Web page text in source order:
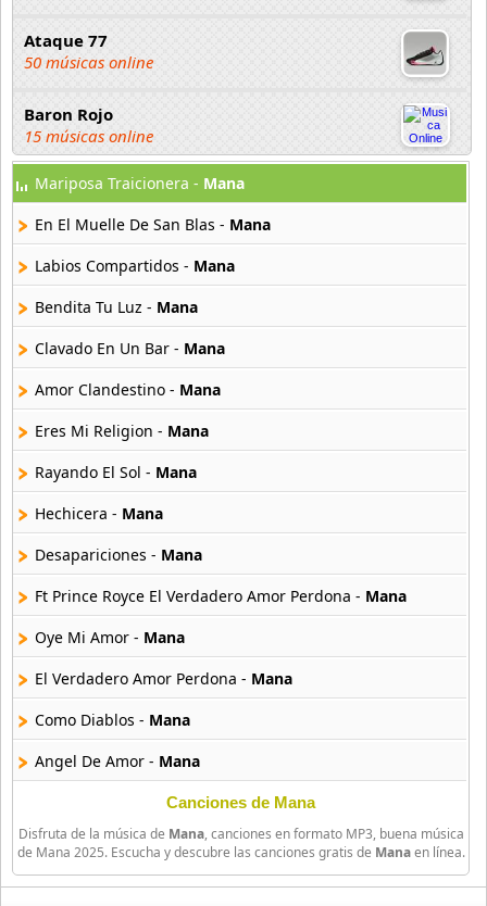
Ataque 77
50 músicas online
Baron Rojo
15 músicas online
Bersuit Vergarabat
37 músicas online
Caballeros De La Quema
25 músicas online
12 músicas online
Cafe Tacuba
82 músicas online
Carajo
12 músicas online
Catupecu Machu
22 músicas online
Charlie Monttana
23 músicas online
Charly Garcia
70 músicas online
Cristina Y Subterraneos
D Mente Comun
11 músicas online
Mariposa Traicionera - Mana
En El Muelle De San Blas - Mana
Labios Compartidos - Mana
Bendita Tu Luz - Mana
Clavado En Un Bar - Mana
Amor Clandestino - Mana
Eres Mi Religion - Mana
Rayando El Sol - Mana
Hechicera - Mana
Desapariciones - Mana
Ft Prince Royce El Verdadero Amor Perdona - Mana
Oye Mi Amor - Mana
El Verdadero Amor Perdona - Mana
Como Diablos - Mana
Angel De Amor - Mana
Mana
Donde Jugaran Los Ninos -Mana
La Chula -Mana
Canciones de Mana
Disfruta de la música de Mana, canciones en formato MP3, buena música
de Mana 2025. Escucha y descubre las canciones gratis de Manaen línea.